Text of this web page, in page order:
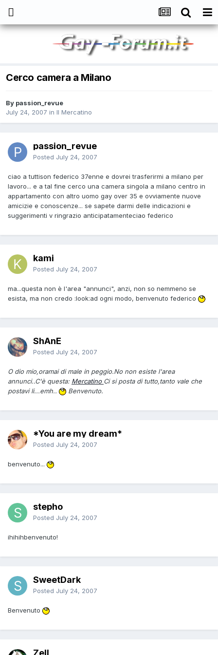
Cerco camera a Milano
By passion_revue
July 24, 2007 in Il Mercatino
passion_revue
Posted July 24, 2007
ciao a tuttison federico 37enne e dovrei trasferirmi a milano per
lavoro... e a tal fine cerco una camera singola a milano centro in
appartamento con altro uomo gay over 35 e ovviamente nuove
amicizie e conoscenze... se sapete darmi delle indicazioni e
suggerimenti v ringrazio anticipatamenteciao federico
kami
Posted July 24, 2007
ma...questa non è l'area "annunci", anzi, non so nemmeno se
esista, ma non credo :look:ad ogni modo, benvenuto federico
ShAnE
Posted July 24, 2007
O dio mio,oramai di male in peggio.No non esiste l'area
annunci..C'è questa: Mercatino Ci si posta di tutto,tanto vale che
postavi li...emh..
Benvenuto.
*You are my dream*
Posted July 24, 2007
benvenuto...
stepho
Posted July 24, 2007
ihihihbenvenuto!
SweetDark
Posted July 24, 2007
Benvenuto